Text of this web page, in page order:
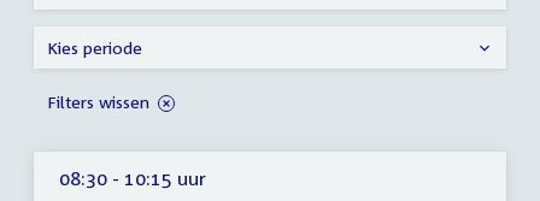
08:30 - 10:15 uur
Kies periode
Filters wissen